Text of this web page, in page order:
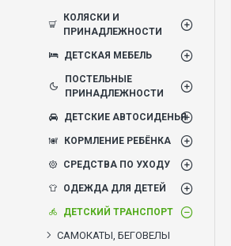
КОЛЯСКИ И
ПРИНАДЛЕЖНОСТИ
ДЕТСКАЯ МЕБЕЛЬ
ПОСТЕЛЬНЫЕ
ПРИНАДЛЕЖНОСТИ
ДЕТСКИЕ АВТОСИДЕНЬЯ
КОРМЛЕНИЕ РЕБЁНКА
СРЕДСТВА ПО УХОДУ
ОДЕЖДА ДЛЯ ДЕТЕЙ
ДЕТСКИЙ ТРАНСПОРТ
САМОКАТЫ, БЕГОВЕЛЫ